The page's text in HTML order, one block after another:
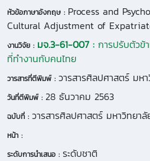
หัวข้อภาษาอังกฤษ : Process and
Cultural Adjustment of
งานวิจัย : มจ.3-61-007 : การปรับตัวข้
ที่ทำงานกับคนไทย
วารสารที่ตีพิมพ์ : วารสารศิลปศาสตร์ มห
วันที่ตีพิมพ์ : 28 ธันวาคม 2563
ฉบับที่ : วารสารศิลปศาสตร์ มหาวิทยา
หน้า :
ระดับการนำเสนอ : ระดับชาติ